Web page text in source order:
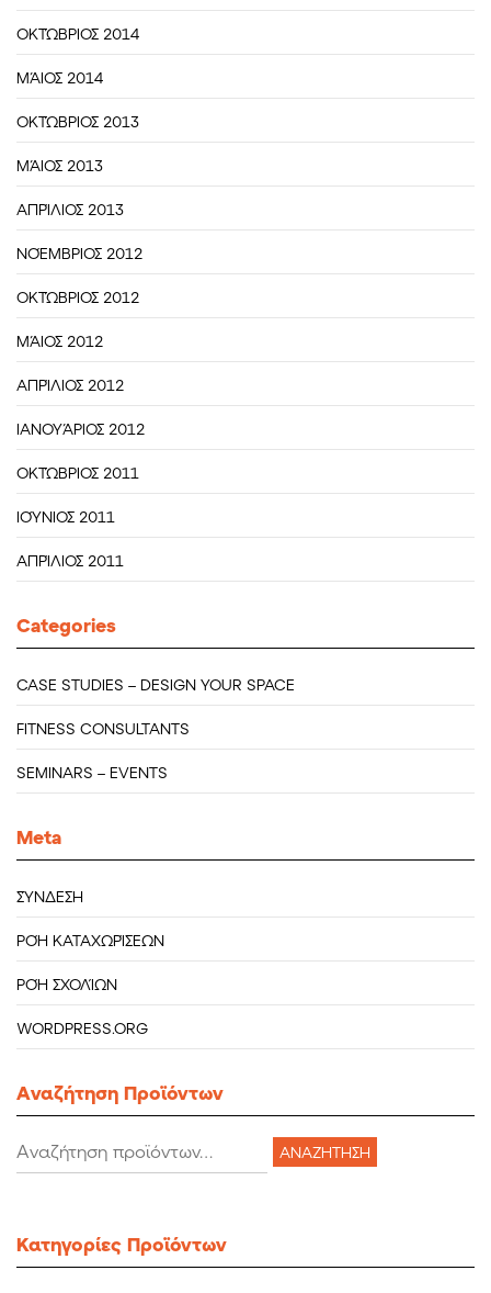
ΟΚΤΏΒΡΙΟΣ 2014
ΜΆΙΟΣ 2014
ΟΚΤΏΒΡΙΟΣ 2013
ΜΆΙΟΣ 2013
ΑΠΡΊΛΙΟΣ 2013
ΝΟΈΜΒΡΙΟΣ 2012
ΟΚΤΏΒΡΙΟΣ 2012
ΜΆΙΟΣ 2012
ΑΠΡΊΛΙΟΣ 2012
ΙΑΝΟΥΆΡΙΟΣ 2012
ΟΚΤΏΒΡΙΟΣ 2011
ΙΟΎΝΙΟΣ 2011
ΑΠΡΊΛΙΟΣ 2011
Categories
CASE STUDIES – DESIGN YOUR SPACE
FITNESS CONSULTANTS
SEMINARS – EVENTS
Meta
ΣΎΝΔΕΣΗ
ΡΟΉ ΚΑΤΑΧΩΡΊΣΕΩΝ
ΡΟΉ ΣΧΟΛΊΩΝ
WORDPRESS.ORG
Aναζήτηση Προϊόντων
Αναζήτηση
για:
ΑΝΑΖΉΤΗΣΗ
Κατηγορίες Προϊόντων